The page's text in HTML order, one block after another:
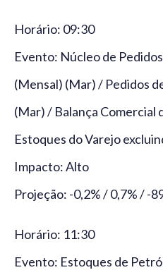
Horário: 09:30
Evento: Núcleo de
(Mensal) (Mar) / Pedidos
(Mar) / Balança Comercial
Estoques do Varejo
Impacto: Alto
Projeção: -0,2% / 0,7% / -
Horário: 11:30
Evento: Estoques de